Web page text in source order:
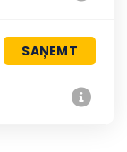
SAŅEMT